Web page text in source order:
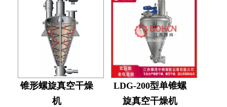
锥形螺旋真空干燥
机
LDG-200型单锥螺
旋真空干燥机